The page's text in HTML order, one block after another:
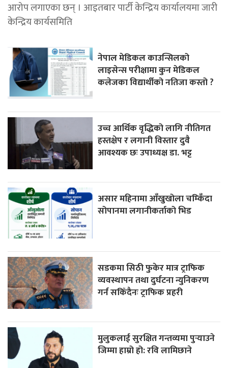
आरोप लगाएका छन् । आइतबार पार्टी केन्द्रिय कार्यालयमा जारी
केन्द्रिय कार्यसमिति
नेपाल मेडिकल काउन्सिलको
लाइसेन्स परीक्षामा कुन मेडिकल
कलेजका विद्यार्थीको नतिजा कस्तो ?
उच्च आर्थिक वृद्धिको लागि नीतिगत
हस्तक्षेप र लगानी विस्तार दुवै
आवश्यक छः उपाध्यक्ष डा. भट्ट
असार महिनामा आँखुखोला चम्किँदा
सोपानमा लगानीकर्ताको भिड
सडकमा सिठी फुकेर मात्र ट्राफिक
व्यवस्थापन तथा दुर्घटना न्युनिकरण
गर्न सकिँदैनः ट्राफिक प्रहरी
मुलुकलाई सुरक्षित गन्तव्यमा पुर्‍याउने
जिम्मा हाम्रो हो: रवि लामिछाने